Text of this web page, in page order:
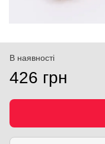
В наявності
426 грн